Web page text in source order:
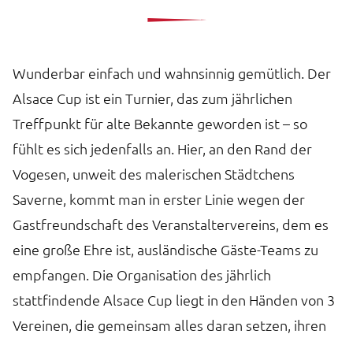
Wunderbar einfach und wahnsinnig gemütlich. Der
Alsace Cup ist ein Turnier, das zum jährlichen
Treffpunkt für alte Bekannte geworden ist – so
fühlt es sich jedenfalls an. Hier, an den Rand der
Vogesen, unweit des malerischen Städtchens
Saverne, kommt man in erster Linie wegen der
Gastfreundschaft des Veranstaltervereins, dem es
eine große Ehre ist, ausländische Gäste-Teams zu
empfangen. Die Organisation des jährlich
stattfindende Alsace Cup liegt in den Händen von 3
Vereinen, die gemeinsam alles daran setzen, ihren